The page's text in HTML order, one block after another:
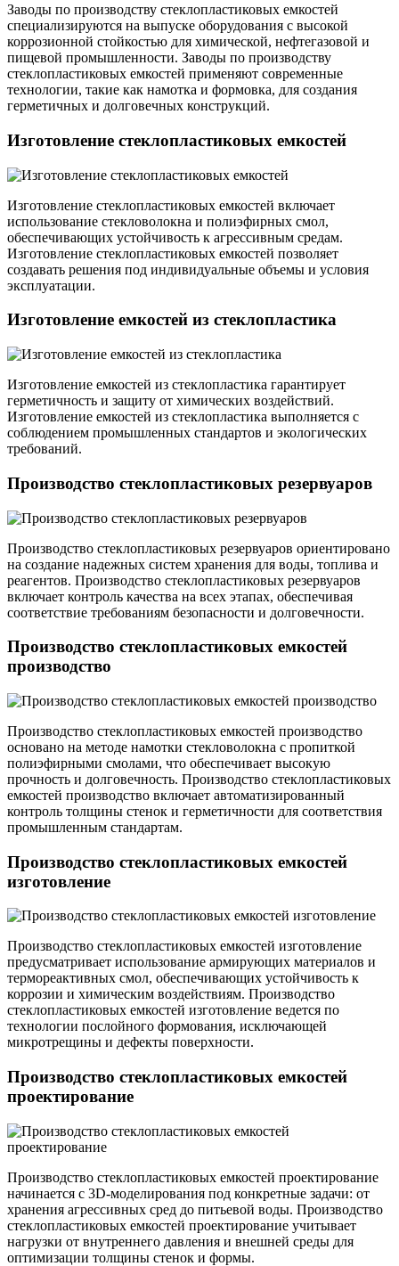
Заводы по производству стеклопластиковых емкостей
специализируются на выпуске оборудования с высокой
коррозионной стойкостью для химической, нефтегазовой и
пищевой промышленности. Заводы по производству
стеклопластиковых емкостей применяют современные
технологии, такие как намотка и формовка, для создания
герметичных и долговечных конструкций.
Изготовление стеклопластиковых емкостей
Изготовление стеклопластиковых емкостей включает
использование стекловолокна и полиэфирных смол,
обеспечивающих устойчивость к агрессивным средам.
Изготовление стеклопластиковых емкостей позволяет
создавать решения под индивидуальные объемы и условия
эксплуатации.
Изготовление емкостей из стеклопластика
Изготовление емкостей из стеклопластика гарантирует
герметичность и защиту от химических воздействий.
Изготовление емкостей из стеклопластика выполняется с
соблюдением промышленных стандартов и экологических
требований.
Производство стеклопластиковых резервуаров
Производство стеклопластиковых резервуаров ориентировано
на создание надежных систем хранения для воды, топлива и
реагентов. Производство стеклопластиковых резервуаров
включает контроль качества на всех этапах, обеспечивая
соответствие требованиям безопасности и долговечности.
Производство стеклопластиковых емкостей
производство
Производство стеклопластиковых емкостей производство
основано на методе намотки стекловолокна с пропиткой
полиэфирными смолами, что обеспечивает высокую
прочность и долговечность. Производство стеклопластиковых
емкостей производство включает автоматизированный
контроль толщины стенок и герметичности для соответствия
промышленным стандартам.
Производство стеклопластиковых емкостей
изготовление
Производство стеклопластиковых емкостей изготовление
предусматривает использование армирующих материалов и
термореактивных смол, обеспечивающих устойчивость к
коррозии и химическим воздействиям. Производство
стеклопластиковых емкостей изготовление ведется по
технологии послойного формования, исключающей
микротрещины и дефекты поверхности.
Производство стеклопластиковых емкостей
проектирование
Производство стеклопластиковых емкостей проектирование
начинается с 3D-моделирования под конкретные задачи: от
хранения агрессивных сред до питьевой воды. Производство
стеклопластиковых емкостей проектирование учитывает
нагрузки от внутреннего давления и внешней среды для
оптимизации толщины стенок и формы.